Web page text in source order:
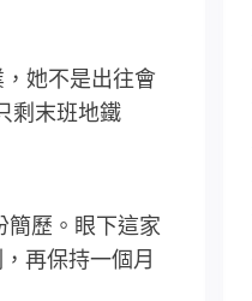
她不是出往會
剩末班地鐵
簡歷。眼下這家
再保持一個月